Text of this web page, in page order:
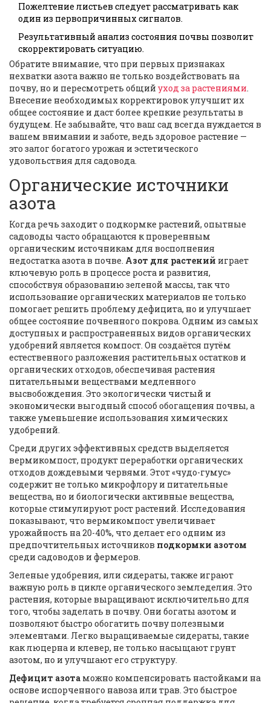
Пожелтение листьев следует рассматривать как
один из первопричинных сигналов.
Результативный анализ состояния почвы позволит
скорректировать ситуацию.
Обратите внимание, что при первых признаках
нехватки азота важно не только воздействовать на
почву, но и пересмотреть общий уход за растениями.
Внесение необходимых корректировок улучшит их
общее состояние и даст более крепкие результаты в
будущем. Не забывайте, что ваш сад всегда нуждается в
вашем внимании и заботе, ведь здоровое растение —
это залог богатого урожая и эстетического
удовольствия для садовода.
Органические источники
азота
Когда речь заходит о подкормке растений, опытные
садоводы часто обращаются к проверенным
органическим источникам для восполнения
недостатка азота в почве. Азот для растений играет
ключевую роль в процессе роста и развития,
способствуя образованию зеленой массы, так что
использование органических материалов не только
помогает решить проблему дефицита, но и улучшает
общее состояние почвенного покрова. Одним из самых
доступных и распространенных видов органических
удобрений является компост. Он создаётся путём
естественного разложения растительных остатков и
органических отходов, обеспечивая растения
питательными веществами медленного
высвобождения. Это экологически чистый и
экономически выгодный способ обогащения почвы, а
также уменьшение использования химических
удобрений.
Среди других эффективных средств выделяется
вермикомпост, продукт переработки органических
отходов дождевыми червями. Этот «чудо-гумус»
содержит не только микрофлору и питательные
вещества, но и биологически активные вещества,
которые стимулируют рост растений. Исследования
показывают, что вермикомпост увеличивает
урожайность на 20-40%, что делает его одним из
предпочтительных источников подкормки азотом
среди садоводов и фермеров.
Зеленые удобрения, или сидераты, также играют
важную роль в цикле органического земледелия. Это
растения, которые выращивают исключительно для
того, чтобы заделать в почву. Они богаты азотом и
позволяют быстро обогатить почву полезными
элементами. Легко выращиваемые сидераты, такие
как люцерна и клевер, не только насыщают грунт
азотом, но и улучшают его структуру.
Дефицит азота можно компенсировать настойками на
основе испорченного навоза или трав. Это быстрое